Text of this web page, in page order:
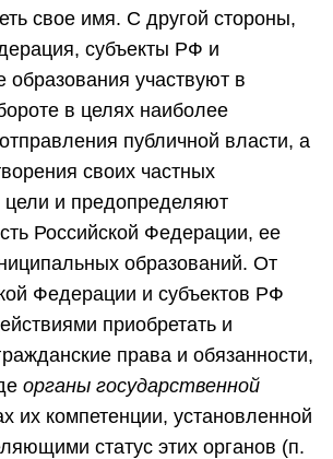
свое имя. С другой стороны,
субъекты РФ и
образования участвуют в
в целях наиболее
публичной власти, а
своих частных
цели и предопределяют
Российской Федерации, ее
образований. От
Федерации и субъектов РФ
приобретать и
права и обязанности,
органы государственной
их компетенции, установленной
статус этих органов (п.